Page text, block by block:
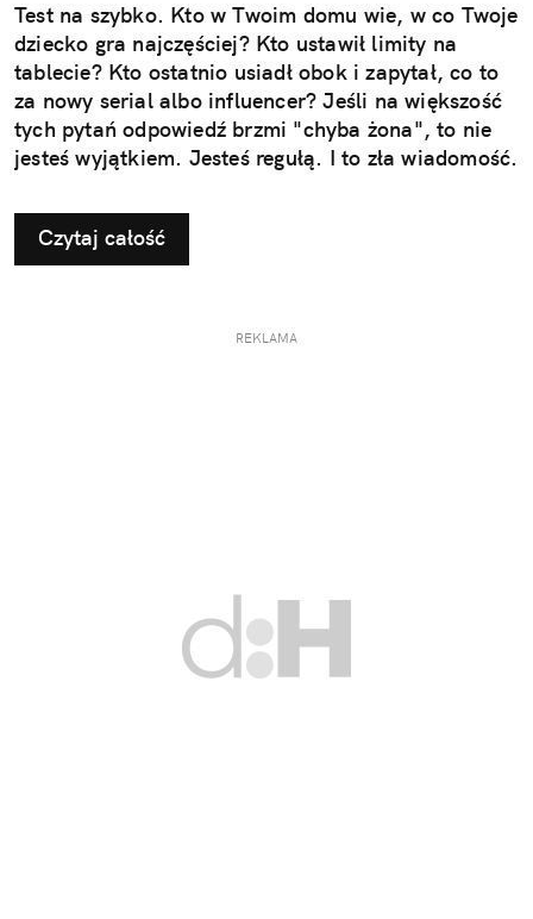
Test na szybko. Kto w Twoim domu wie, w co Twoje
dziecko gra najczęściej? Kto ustawił limity na
tablecie? Kto ostatnio usiadł obok i zapytał, co to
za nowy serial albo influencer? Jeśli na większość
tych pytań odpowiedź brzmi "chyba żona", to nie
jesteś wyjątkiem. Jesteś regułą. I to zła wiadomość.
Czytaj całość
REKLAMA